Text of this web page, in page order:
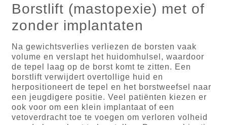
Borstlift (mastopexie) met of
zonder implantaten
Na gewichtsverlies verliezen de borsten vaak
volume en verslapt het huidomhulsel, waardoor
de tepel laag op de borst komt te zitten. Een
borstlift verwijdert overtollige huid en
herpositioneert de tepel en het borstweefsel naar
een jeugdigere positie. Veel patiënten kiezen er
ook voor om een klein implantaat of een
vetoverdracht toe te voegen om verloren volheid